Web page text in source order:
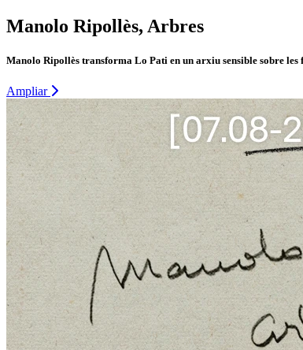
Manolo Ripollès, Arbres
Manolo Ripollès transforma Lo Pati en un arxiu sensible sobre les
Ampliar